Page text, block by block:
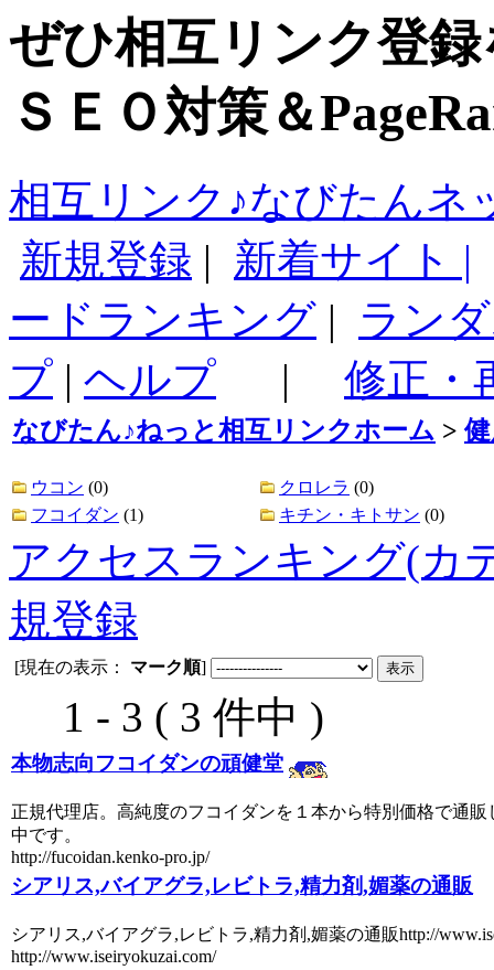
ぜひ相互リンク登
ＳＥＯ対策＆
相互リンク♪なびたんネ
新規登録 | 新着サイト |
ードランキング | ラン
プ | ヘルプ | 修正・
なびたん♪ねっと相互リンクホーム >
ウコン (0) クロレラ (0)
フコイダン (1) キチン・キトサン (0)
アクセスランキング(カ
規登録
[現在の表示： マーク順]
1 - 3 ( 3 件中 )
本物志向フコイダンの頑健堂
正規代理店。高純度のフコイダンを１本から特別価格で通
中です。
http://fucoidan.kenko-pro.jp/
シアリス,バイアグラ,レビトラ,精力剤,媚薬の通販
シアリス,バイアグラ,レビトラ,精力剤,媚薬の通販http://
http://www.iseiryokuzai.com/